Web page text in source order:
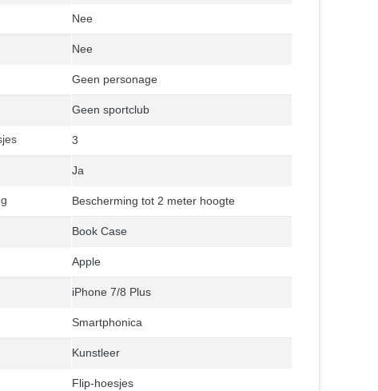
Nee
Nee
Geen personage
Geen sportclub
3
Ja
Bescherming tot 2 meter hoogte
Book Case
Apple
iPhone 7/8 Plus
Smartphonica
Kunstleer
Flip-hoesjes